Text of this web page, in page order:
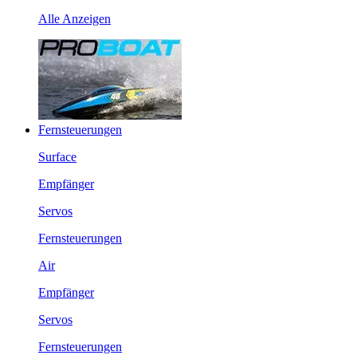
Alle Anzeigen
Fernsteuerungen
Surface
Empfänger
Servos
Fernsteuerungen
Air
Empfänger
Servos
Fernsteuerungen